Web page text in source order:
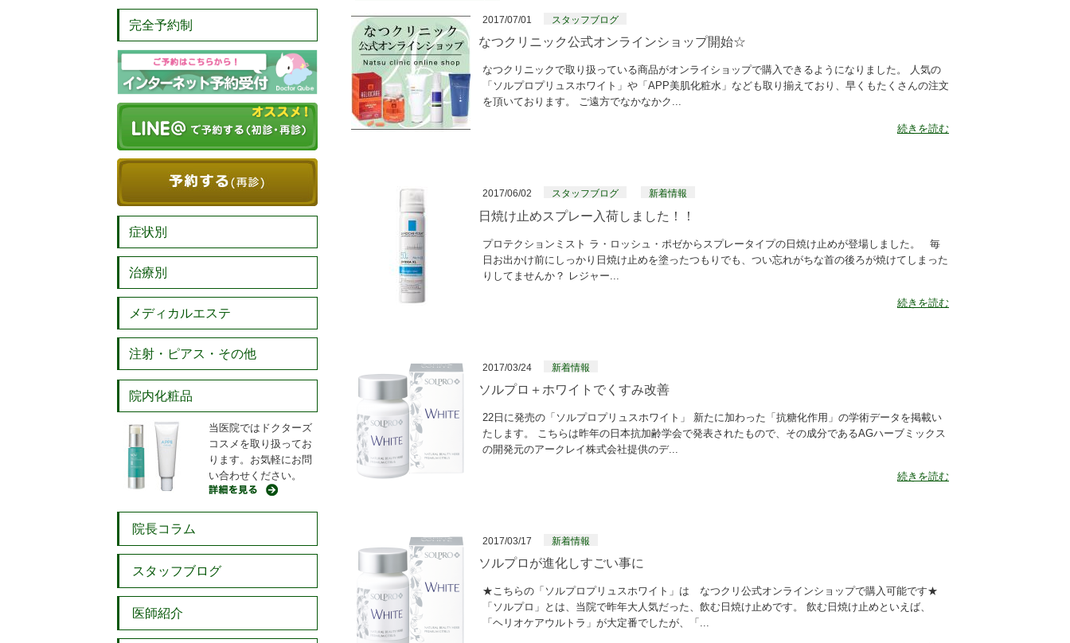
2017/07/01 スタッフブログ
なつクリニック公式オンラインショップ開始☆
なつクリニックで取り扱っている商品がオンライショップで購入できるようになりました。 人気の
「ソルプロプリュスホワイト」や「APP美肌化粧水」なども取り揃えており、早くもたくさんの注文
を頂いております。 ご遠方でなかなかク...
続きを読む
2017/06/02 スタッフブログ 新着情報
日焼け止めスプレー入荷しました！！
プロテクションミスト ラ・ロッシュ・ポゼからスプレータイプの日焼け止めが登場しました。 毎
日お出かけ前にしっかり日焼け止めを塗ったつもりでも、つい忘れがちな首の後ろが焼けてしまった
りしてませんか？ レジャー...
続きを読む
2017/03/24 新着情報
ソルプロ＋ホワイトでくすみ改善
22日に発売の「ソルプロプリュスホワイト」 新たに加わった「抗糖化作用」の学術データを掲載い
たします。 こちらは昨年の日本抗加齢学会で発表されたもので、その成分であるAGハーブミックス
の開発元のアークレイ株式会社提供のデ...
続きを読む
2017/03/17 新着情報
ソルプロが進化しすごい事に
★こちらの「ソルプロプリュスホワイト」は なつクリ公式オンラインショップで購入可能です★
「ソルプロ」とは、当院で昨年大人気だった、飲む日焼け止めです。 飲む日焼け止めといえば、
「ヘリオケアウルトラ」が大定番でしたが、「...
完全予約制
症状別
治療別
メディカルエステ
注射・ピアス・その他
院内化粧品
当医院ではドクターズ
コスメを取り扱ってお
ります。お気軽にお問
い合わせください。
院長コラム
スタッフブログ
医師紹介